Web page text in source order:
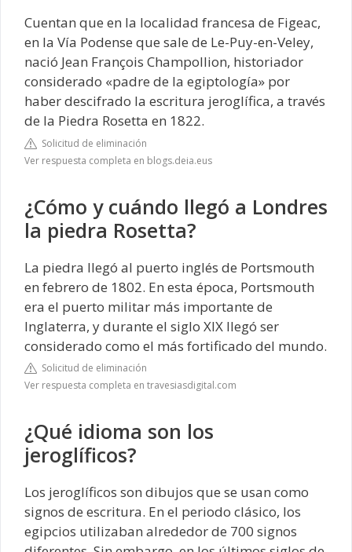
Cuentan que en la localidad francesa de Figeac,
en la Vía Podense que sale de Le-Puy-en-Veley,
nació Jean François Champollion, historiador
considerado «padre de la egiptología» por
haber descifrado la escritura jeroglífica, a través
de la Piedra Rosetta en 1822.
Solicitud de eliminación
Ver respuesta completa en blogs.deia.eus
¿Cómo y cuándo llegó a Londres
la piedra Rosetta?
La piedra llegó al puerto inglés de Portsmouth
en febrero de 1802. En esta época, Portsmouth
era el puerto militar más importante de
Inglaterra, y durante el siglo XIX llegó ser
considerado como el más fortificado del mundo.
Solicitud de eliminación
Ver respuesta completa en travesiasdigital.com
¿Qué idioma son los
jeroglíficos?
Los jeroglíficos son dibujos que se usan como
signos de escritura. En el periodo clásico, los
egipcios utilizaban alrededor de 700 signos